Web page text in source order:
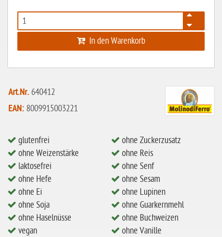
ohne Hefe
ohne Ei
eiweißarm / PKU
ohne Mandeln
ohne Milch
ohne Hafer
ohne Zuckerzusatz
In den Warenkorb
Art.Nr. 640412
EAN: 8009915003221
glutenfrei
ohne Weizenstärke
laktosefrei
ohne Hefe
ohne Ei
ohne Soja
ohne Haselnüsse
vegan
ohne Zuckerzusatz
ohne Reis
ohne Senf
ohne Sesam
ohne Lupinen
ohne Guarkernmehl
ohne Buchweizen
ohne Vanille